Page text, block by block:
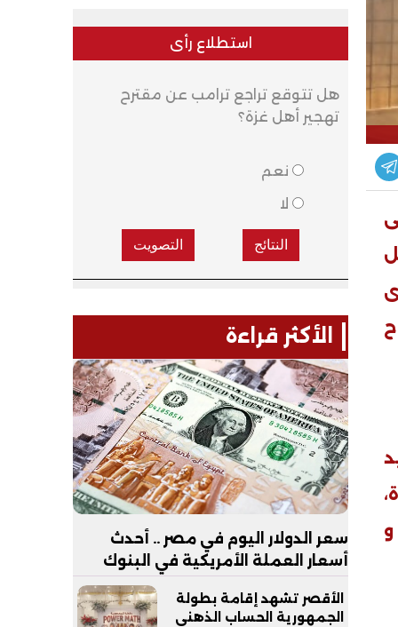
استطلاع رأى
هل تتوقع تراجع ترامب عن مقترح
تهجير أهل غزة؟
نعم
لا
الأكثر قراءة
سعر الدولار اليوم في مصر .. أحدث
أسعار العملة الأمريكية في البنوك
الأقصر تشهد إقامة بطولة
الجمهورية الحساب الذهني